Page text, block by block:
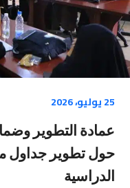
25 يوليو، 2026
عمادة التطوير
حول تطوير جداول
الدراسية